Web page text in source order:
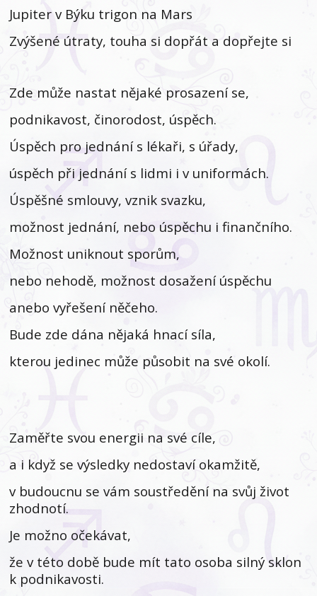
Jupiter v Býku trigon na Mars
Zvýšené útraty, touha si dopřát a dopřejte si
Zde může nastat nějaké prosazení se,
podnikavost, činorodost, úspěch.
Úspěch pro jednání s lékaři, s úřady,
úspěch při jednání s lidmi i v uniformách.
Úspěšné smlouvy, vznik svazku,
možnost jednání, nebo úspěchu i finančního.
Možnost uniknout sporům,
nebo nehodě, možnost dosažení úspěchu
anebo vyřešení něčeho.
Bude zde dána nějaká hnací síla,
kterou jedinec může působit na své okolí.
Zaměřte svou energii na své cíle,
a i když se výsledky nedostaví okamžitě,
v budoucnu se vám soustředění na svůj život
zhodnotí.
Je možno očekávat,
že v této době bude mít tato osoba silný sklon
k podnikavosti.